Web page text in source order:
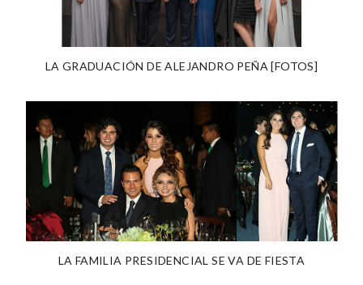
LA GRADUACIÓN DE ALEJANDRO PEÑA [FOTOS]
LA FAMILIA PRESIDENCIAL SE VA DE FIESTA